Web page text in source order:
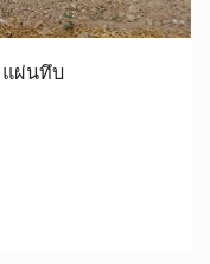
แผ่นทึบ